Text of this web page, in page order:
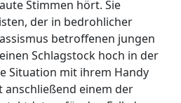
Stimmen hört. Sie
der in bedrohlicher
betroffenen jungen
Schlagstock hoch in der
Situation mit ihrem Handy
einem der